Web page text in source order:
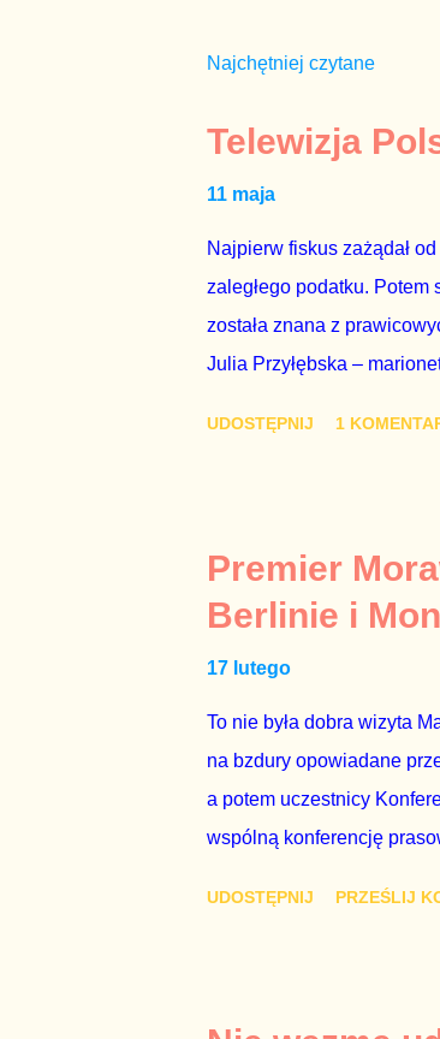
Najchętniej czytane
Telewizja
11 maja
Najpierw fiskus zażądał
zaległego podatku.
została znana z
Julia Przyłębska –
z TVP i TVN nie dorastają
Kaczyńskiego. Znowu, bo
przedterminowymi
Bezpieczeństwa
UDOSTĘPNIJ 1
Premier
Berlinie i
17 lutego
To nie była dobra wizyta
na bzdury opowiadane
a potem uczestnicy
wspólną konferencję
tym i porównał PKB
UDOSTĘPNIJ PRZEŚLIJ